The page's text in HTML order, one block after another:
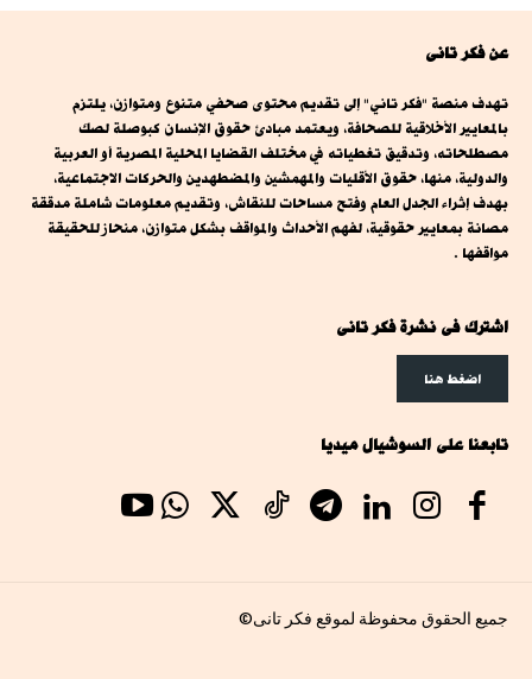
عن فكر تانى
تهدف منصة "فكر تاني" إلى تقديم محتوى صحفي متنوع ومتوازن، يلتزم
بالمعايير الأخلاقية للصحافة، ويعتمد مبادئ حقوق الإنسان كبوصلة لصك
مصطلحاته، وتدقيق تغطياته في مختلف القضايا المحلية المصرية أو العربية
والدولية، منها، حقوق الأقليات والمهمشين والمضطهدين والحركات الاجتماعية،
بهدف إثراء الجدل العام وفتح مساحات للنقاش، وتقديم معلومات شاملة مدققة
مصانة بمعايير حقوقية، لفهم الأحداث والمواقف بشكل متوازن، منحاز للحقيقة
مواقفها .
اشترك فى نشرة فكر تانى
اضغط هنا
تابعنا على السوشيال ميديا
جميع الحقوق محفوظة لموقع فكر تانى©